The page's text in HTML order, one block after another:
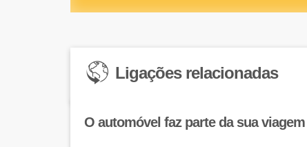
Ligações relacionadas
O automóvel faz parte da sua